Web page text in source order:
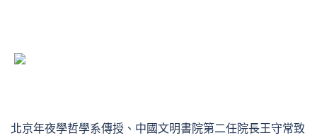
北京年夜學哲學系傳授、中國文明書院第二任院長王守常致